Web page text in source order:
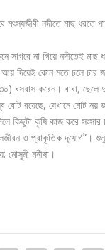
নদীতে মাছ ধরতে
সাগরে না গিয়ে নদীতেই
আয় দিয়েই কোন মতে চলে
বসবাস করেন। বাবা,
বোট রয়েছে, যেখানে মোট
কিছুটা কৃষি কাজ করে সংসার
ও প্রাকৃতিক
মৌসুমী মনীষা।